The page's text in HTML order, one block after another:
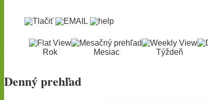
Rok Mesiac Týždeň
Denný prehľad